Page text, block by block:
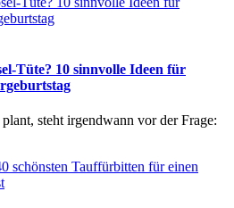
Tüte? 10 sinnvolle Ideen für
steht irgendwann vor der Frage: